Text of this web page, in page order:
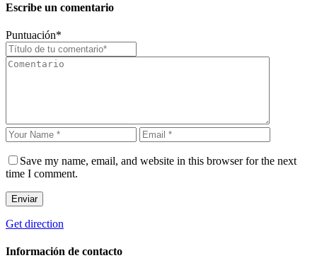
Escribe un comentario
Puntuación*
Save my name, email, and website in this browser for the next
time I comment.
Enviar
Get direction
Información de contacto